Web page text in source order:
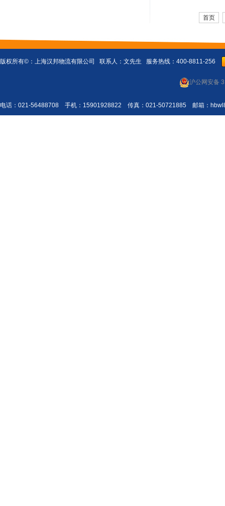
首页
版权所有©： 上海汉邦物流有限公司 联系人：文先生 服务热线：400-8811-256
沪公网安备
电话：021-56488708 手机：15901928822 传真：021-50721885 邮箱：